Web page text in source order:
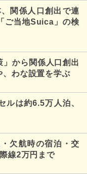
関係人口創出で連
ご当地Suica」の検
から関係人口創出
、わな設置を学ぶ
ルは約6.5万人泊、
欠航時の宿泊・交
線2万円まで